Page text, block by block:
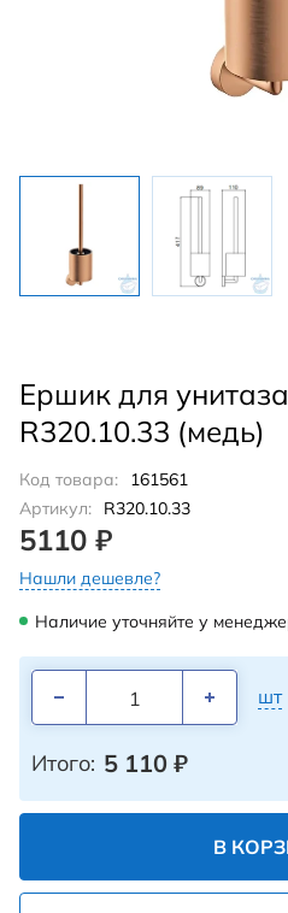
Ершик для
R320.10.33 (медь)
Код товара:
161561
Артикул:
R320.10.33
5110 ₽
Нашли дешевле?
Наличие уточняйте у
шт
Итого: 5 110 ₽
В